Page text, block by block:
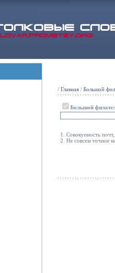
/ Главная / Большой
Большой
1. Совокупность
2. Не совсем точное